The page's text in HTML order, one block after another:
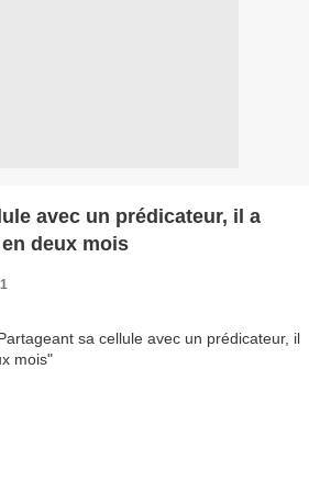
avec un prédicateur, il a
deux mois